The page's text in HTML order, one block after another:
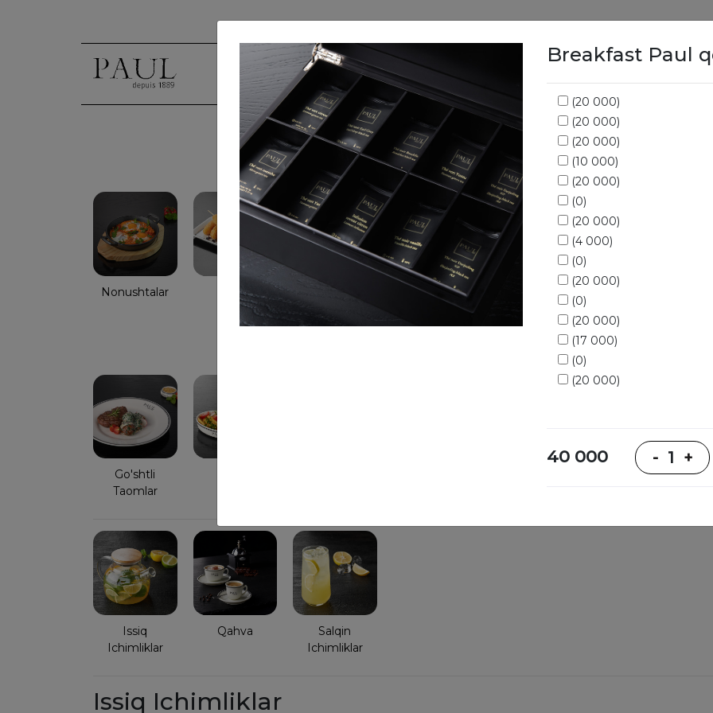
Ovoz bering
Bizning menyu
Nonushtalar Salatlar Kosalar Sho’rvalar
Sandvichlar,
kreplar,
kroklar
Go'shtli
Taomlar
Issiq
Ichimliklar
Qahva
Salqin
Ichimliklar
Issiq Ichimliklar
Breakfast Paul
(20 000)
(20 000)
(20 000)
(10 000)
(20 000)
(0)
(20 000)
(4 000)
(0)
(20 000)
(0)
(20 000)
(17 000)
(0)
(20 000)
40 000 - 1 +